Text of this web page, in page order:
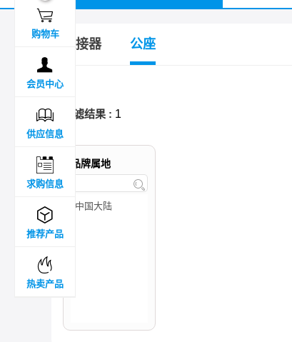
连接器 公座
过滤结果 : 1
品牌属地


购物车

会员中心

供应信息

求购信息

推荐产品

热卖产品